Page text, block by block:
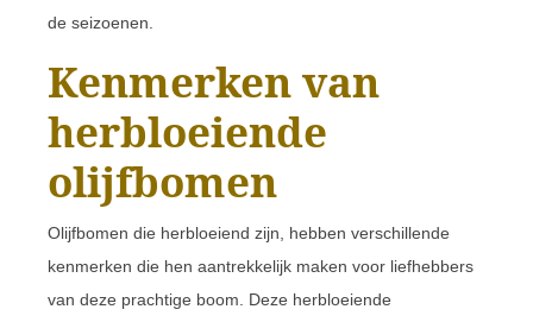
de seizoenen.
Kenmerken van
herbloeiende
olijfbomen
Olijfbomen die herbloeiend zijn, hebben verschillende
kenmerken die hen aantrekkelijk maken voor liefhebbers
van deze prachtige boom. Deze herbloeiende